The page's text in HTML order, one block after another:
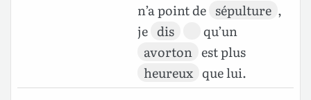
n’a point de sépulture ,
je dis
qu’un
avorton est plus
heureux que lui.